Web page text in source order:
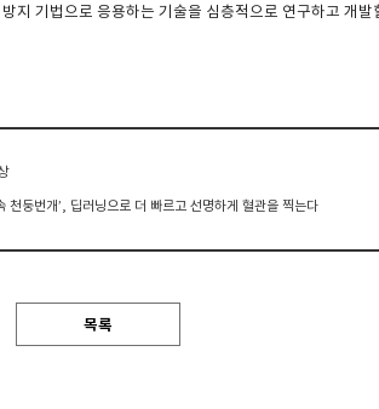
지 기법으로 응용하는 기술을 심층적으로 연구하고 개발
천둥번개’, 딥러닝으로 더 빠르고 선명하게 혈관을 찍는다
목록